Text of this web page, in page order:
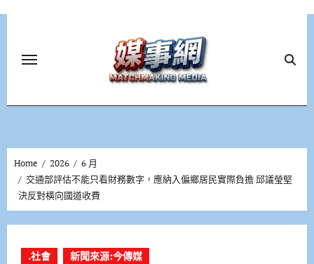
Home 2026
6 月
交通部評估不能只看財務數字，應納入偏鄉居民實際負擔 邱議瑩堅
決反對橫向國道收費
.社會 新聞來源:今傳媒